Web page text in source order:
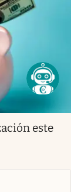
este